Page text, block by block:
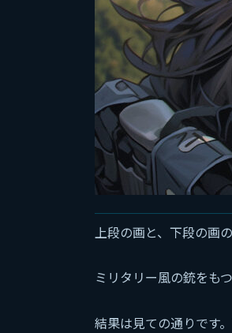
上段の画と、下段の画
ミリタリー風の銃をも
結果は見ての通りです